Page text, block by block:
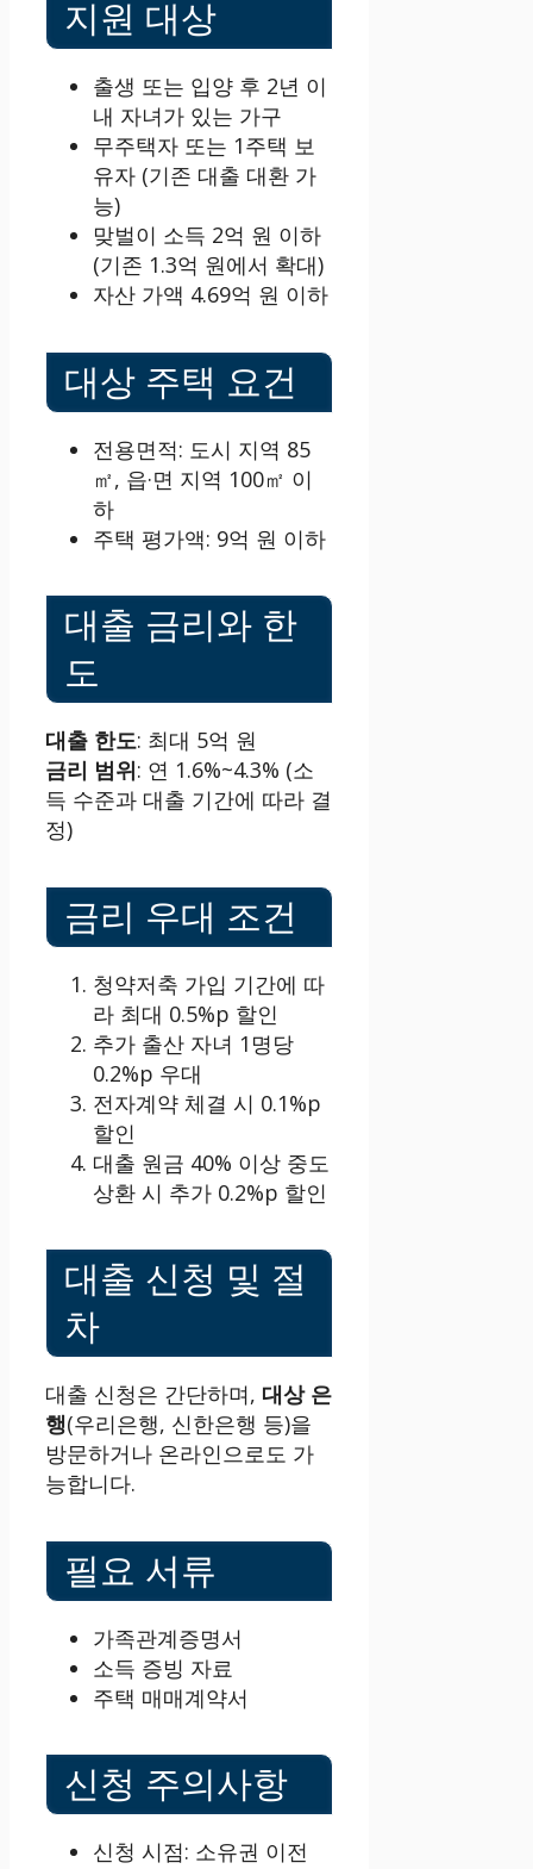
지원 대상
출생 또는 입양 후 2년 이
내 자녀가 있는 가구
무주택자 또는 1주택 보
유자 (기존 대출 대환 가
능)
맞벌이 소득 2억 원 이하
(기존 1.3억 원에서 확대)
자산 가액 4.69억 원 이하
대상 주택 요건
전용면적: 도시 지역 85
㎡, 읍·면 지역 100㎡ 이
하
주택 평가액: 9억 원 이하
대출 금리와 한
도
대출 한도: 최대 5억 원
금리 범위: 연 1.6%~4.3% (소
득 수준과 대출 기간에 따라 결
정)
금리 우대 조건
청약저축 가입 기간에 따
라 최대 0.5%p 할인
추가 출산 자녀 1명당
0.2%p 우대
전자계약 체결 시 0.1%p
할인
대출 원금 40% 이상 중도
상환 시 추가 0.2%p 할인
대출 신청 및 절
차
대출 신청은 간단하며, 대상 은
행(우리은행, 신한은행 등)을
방문하거나 온라인으로도 가
능합니다.
필요 서류
가족관계증명서
소득 증빙 자료
주택 매매계약서
신청 주의사항
신청 시점: 소유권 이전